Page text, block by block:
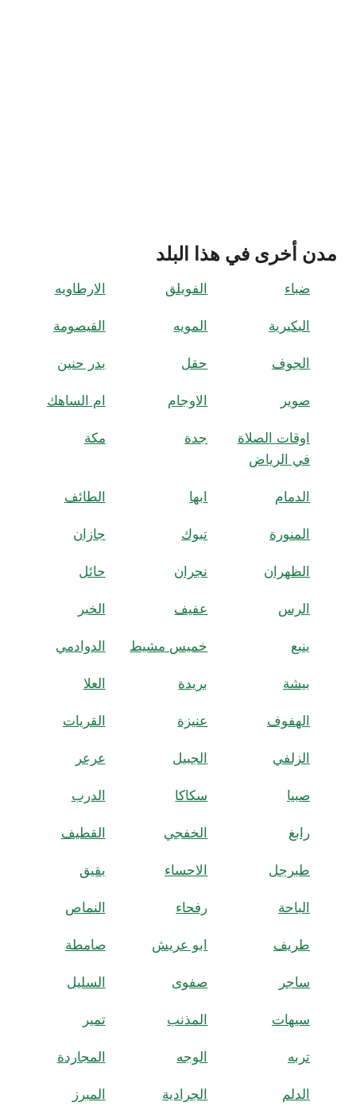
مدن أخرى في هذا البلد
ضباء الفويلق الارطاويه
البكيرية المويه القيصومة
الجوف حقل بدر حنین
صوير الاوجام ام الساهك
اوقات الصلاة
في الرياض
جدة مكة
الدمام ابها الطائف
المنورة تبوك جازان
الظهران نجران حائل
الرس عفيف الخبر
ينبع خميس مشيط الدوادمي
بيشة بريدة العلا
الهفوف عنيزة القريات
الزلفي الجبيل عرعر
صبيا سكاكا الدرب
رابغ الخفجي القطيف
طبرجل الاحساء بقيق
الباحة رفحاء النماص
طريف ابو عريش صامطة
ساجر صفوى السليل
سيهات المذنب تمير
تربه الوجه المجاردة
الدلم الجرادية المبرز